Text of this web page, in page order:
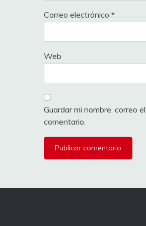
Correo electrónico *
Web
Guardar mi nombre, correo
comentario.